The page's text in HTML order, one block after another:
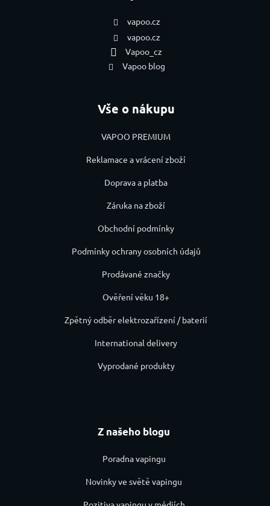
vapoo.cz
vapoo.cz
Vapoo_cz
Vapoo blog
Vše o nákupu
VAPOO PREMIUM
Reklamace a vrácení zboží
Doprava a platba
Záruka na zboží
Obchodní podmínky
Podmínky ochrany osobních údajů
Prodávané značky
Ověření věku 18+
Zpětný odběr elektrozařízení / baterií
International delivery
Vyprodané produkty
Z našeho blogu
Poradna vapingu
Novinky ve světě vapingu